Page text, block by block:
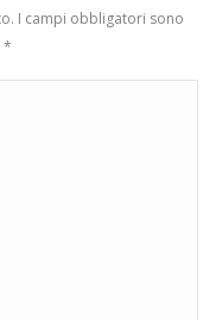
I campi obbligatori sono
*